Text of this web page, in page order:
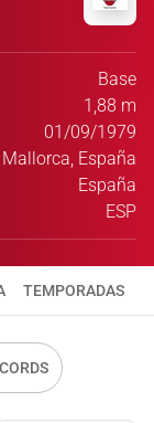
Base
1,88 m
01/09/1979
España
España
ESP
TEMPORADAS